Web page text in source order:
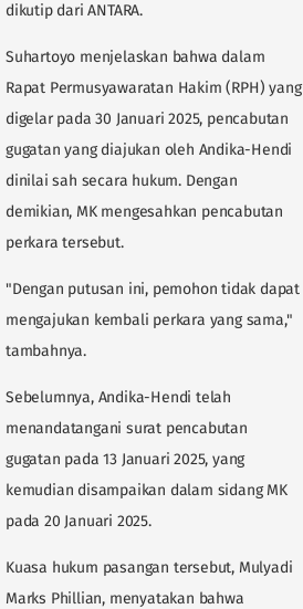
dikutip dari ANTARA.
Suhartoyo menjelaskan bahwa dalam
Rapat Permusyawaratan Hakim (RPH) yang
digelar pada 30 Januari 2025, pencabutan
gugatan yang diajukan oleh Andika-Hendi
dinilai sah secara hukum. Dengan
demikian, MK mengesahkan pencabutan
perkara tersebut.
"Dengan putusan ini, pemohon tidak dapat
mengajukan kembali perkara yang sama,"
tambahnya.
Sebelumnya, Andika-Hendi telah
menandatangani surat pencabutan
gugatan pada 13 Januari 2025, yang
kemudian disampaikan dalam sidang MK
pada 20 Januari 2025.
Kuasa hukum pasangan tersebut, Mulyadi
Marks Phillian, menyatakan bahwa